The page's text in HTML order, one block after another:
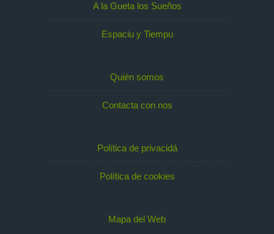
A la Gueta los Sueños
Espaciu y Tiempu
Quién somos
Contacta con nos
Política de privacidá
Política de cookies
Mapa del Web